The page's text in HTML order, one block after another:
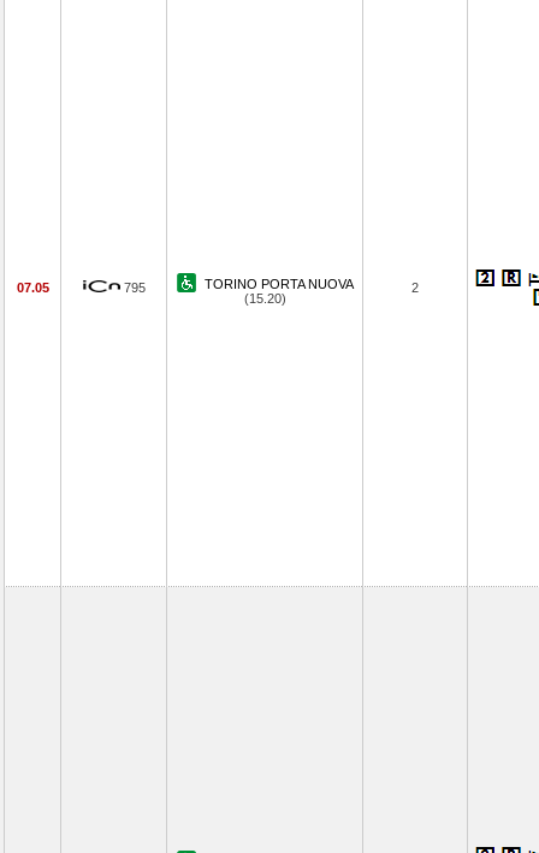
07.05 795
TORINO PORTA NUOVA
(15.20)
2